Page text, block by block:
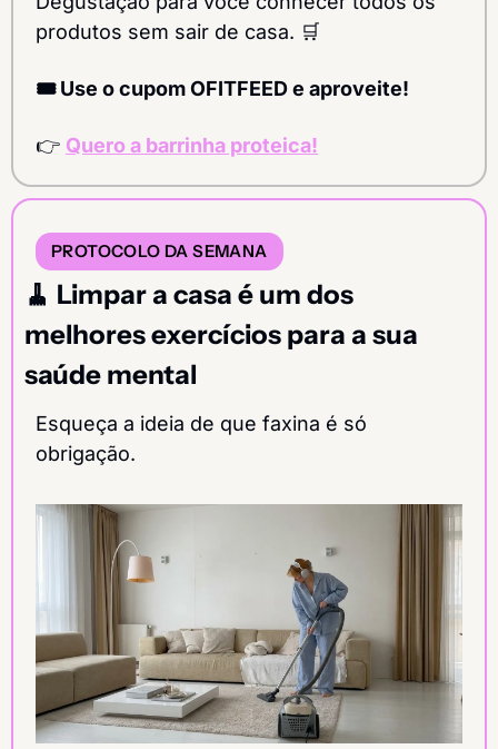
produtos sem sair de casa. 🛒
🎟️ Use o cupom OFITFEED e aproveite!
👉 Quero a barrinha proteica!
PROTOCOLO DA SEMANA
🧹 Limpar a casa é um dos
melhores exercícios para a sua
saúde mental
Esqueça a ideia de que faxina é só
obrigação.